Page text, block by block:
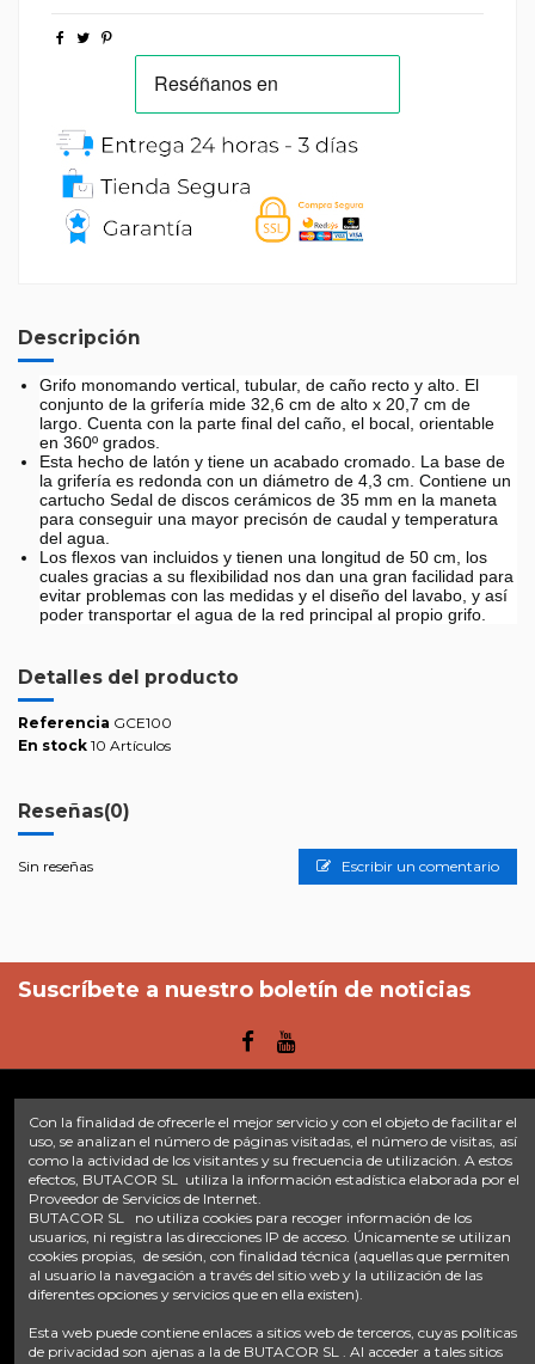
Descripción
Grifo monomando vertical, tubular, de caño recto y alto. El
conjunto de la grifería mide 32,6 cm de alto x 20,7 cm de
largo. Cuenta con la parte final del caño, el bocal, orientable
en 360º grados.
Esta hecho de latón y tiene un acabado cromado. La base de
la grifería es redonda con un diámetro de 4,3 cm. Contiene un
cartucho Sedal de discos cerámicos de 35 mm en la maneta
para conseguir una mayor precisón de caudal y temperatura
del agua.
Los flexos van incluidos y tienen una longitud de 50 cm, los
cuales gracias a su flexibilidad nos dan una gran facilidad para
evitar problemas con las medidas y el diseño del lavabo, y así
poder transportar el agua de la red principal al propio grifo.
Detalles del producto
Referencia GCE100
En stock 10 Artículos
Reseñas(0)
Sin reseñas Escribir un comentario
Suscríbete a nuestro boletín de noticias
Enlaces
Inicio Sobre nosotros Contacte con nosotros
Aviso legal
Política de privacidad
Tratamiento de datos
Términos y condiciones
Plazos de envío
Contáctanos
638 28 57 85
info@fontacor.com
Con la finalidad de ofrecerle el mejor servicio y con el objeto de facilitar el
uso, se analizan el número de páginas visitadas, el número de visitas, así
como la actividad de los visitantes y su frecuencia de utilización. A estos
efectos, BUTACOR SL utiliza la información estadística elaborada por el
Proveedor de Servicios de Internet.
BUTACOR SL no utiliza cookies para recoger información de los
usuarios, ni registra las direcciones IP de acceso. Únicamente se utilizan
cookies propias, de sesión, con finalidad técnica (aquellas que permiten
al usuario la navegación a través del sitio web y la utilización de las
diferentes opciones y servicios que en ella existen).
Esta web puede contiene enlaces a sitios web de terceros, cuyas políticas
de privacidad son ajenas a la de BUTACOR SL . Al acceder a tales sitios